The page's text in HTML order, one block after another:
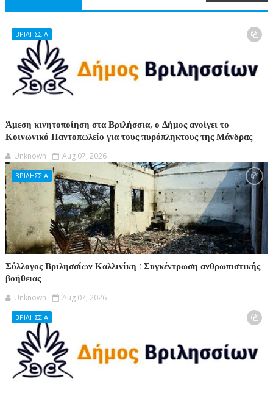
ΒΡΙΛΗΣΣΙΑ
Άμεση κινητοποίηση στα Βριλήσσια, ο Δήμος ανοίγει το
Κοινωνικό Παντοπωλείο για τους πυρόπληκτους της Μάνδρας
Unknown Aug 07, 2026
ΒΡΙΛΗΣΣΙΑ
Σύλλογος Βριλησσίων Καλλινίκη : Συγκέντρωση ανθρωπιστικής
βοήθειας
Unknown Aug 07, 2026
ΒΡΙΛΗΣΣΙΑ